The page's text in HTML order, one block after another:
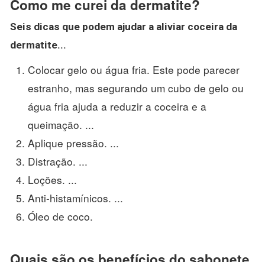
Como me curei da dermatite?
Seis dicas que podem ajudar a aliviar coceira da
dermatite...
Colocar gelo ou água fria. Este pode parecer
estranho, mas segurando um cubo de gelo ou
água fria ajuda a reduzir a coceira e a
queimação. ...
Aplique pressão. ...
Distração. ...
Loções. ...
Anti-histamínicos. ...
Óleo de coco.